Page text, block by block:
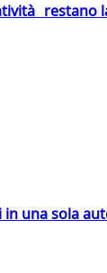
restano
in una sola